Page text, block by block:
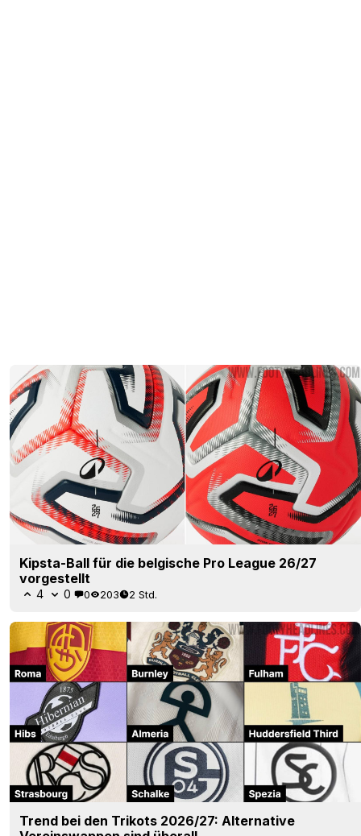
Kipsta-Ball für die belgische Pro League 26/27
vorgestellt
4 0 0 203 2 Std.
Trend bei den Trikots 2026/27: Alternative